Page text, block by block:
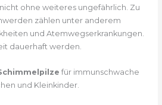
ohne weiteres ungefährlich. Zu
zählen unter anderem
und Atemwegserkrankungen.
dauerhaft werden.
für immunschwache
und Kleinkinder.